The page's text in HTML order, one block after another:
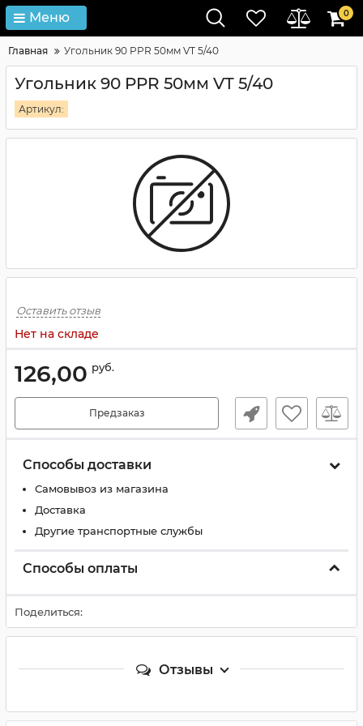
Меню 0
Главная Угольник 90 PPR 50мм VT 5/40
Угольник 90 PPR 50мм VT 5/40
Артикул:
Оставить отзыв
Нет на складе
126,00 руб.
Предзаказ
Способы доставки
Самовывоз из магазина
Доставка
Другие транспортные службы
Способы оплаты
Поделиться:
Отзывы